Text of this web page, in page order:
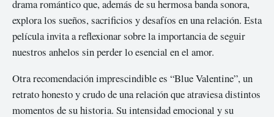
drama romántico que, además de su hermosa banda sonora,
explora los sueños, sacrificios y desafíos en una relación. Esta
película invita a reflexionar sobre la importancia de seguir
nuestros anhelos sin perder lo esencial en el amor.
Otra recomendación imprescindible es “Blue Valentine”, un
retrato honesto y crudo de una relación que atraviesa distintos
momentos de su historia. Su intensidad emocional y su